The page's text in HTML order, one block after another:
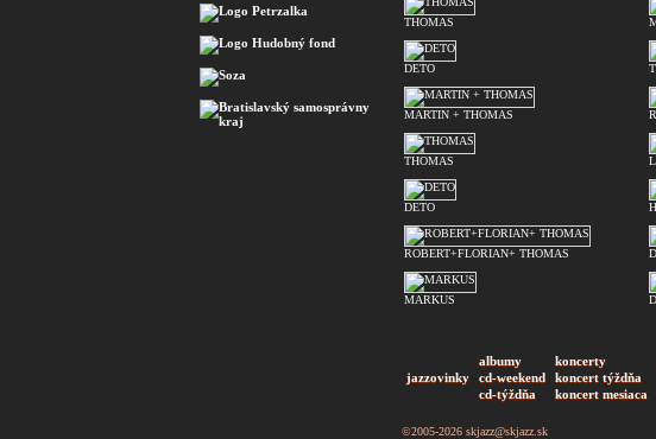
THOMAS
DETO
MARTIN + THOMAS
THOMAS
DETO
ROBERT+FLORIAN+ THOMAS
MARKUS
jazzovinky
albumy koncerty
cd-weekend koncert týždňa
cd-týždňa
koncert mesiaca
©2005-2026 skjazz@skjazz.sk